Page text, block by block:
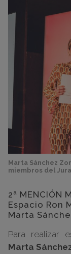
Marta Sánchez
miembros del
2ª MENCIÓN
Espacio Ron
Marta
Para realizar
Marta